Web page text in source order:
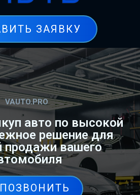
ЗАЯВКУ
VAUTO.PRO
авто по высокой
решение для
продажи вашего
ПОЗВОНИТЬ